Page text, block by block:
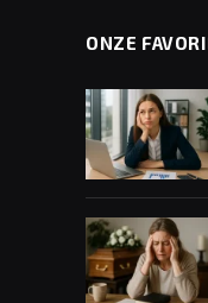
ONZE